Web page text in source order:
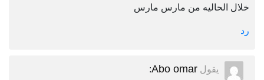
خلال الحاليه من مارس مارس
رد
يقول Abo omar
: